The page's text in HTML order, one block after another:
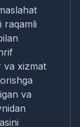
raqamli
va xizmat
va